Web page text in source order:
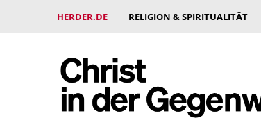
HERDER.DE RELIGION & SPIRITUALITÄT